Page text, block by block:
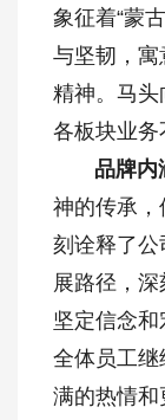
象征着“蒙
与坚韧，寓
精神。马头
各板块业务
品牌内
神的传承，
刻诠释了
展路径，深
坚定信念和
全体员工继
满的热情和